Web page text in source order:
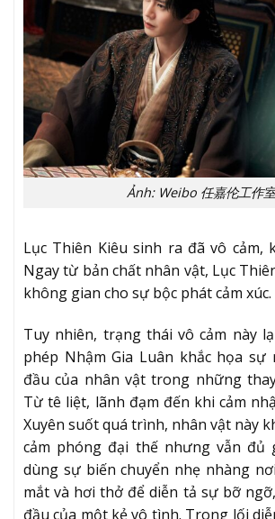
Ảnh: Weibo 任嘉伦工作室
Lục Thiên Kiêu sinh ra đã vô cảm,
Ngay từ bản chất nhân vật, Lục
không gian cho sự bộc phát cảm xúc.
Tuy nhiên, trạng thái vô cảm này
phép Nhậm Gia Luân khắc họa
đầu của nhân vật trong những
Từ tê liệt, lãnh đạm đến khi cảm
Xuyên suốt quá trình, nhân vật này
cảm phóng đại thế nhưng vẫn đủ
dùng sự biến chuyển nhẹ nhàng
mắt và hơi thở để diễn tả sự bỡ
đầu của một kẻ vô tình. Trong lối